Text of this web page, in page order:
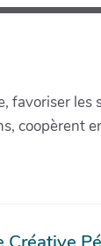
favoriser les
coopèrent